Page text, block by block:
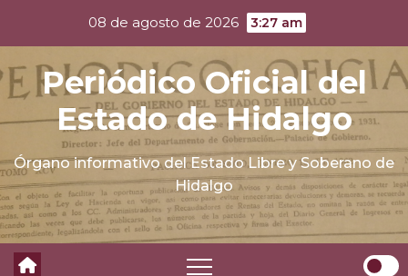
content
08 de agosto de 2026 3:27 am
Periódico Oficial del
Estado de Hidalgo
Órgano informativo del Estado Libre y Soberano de
Hidalgo